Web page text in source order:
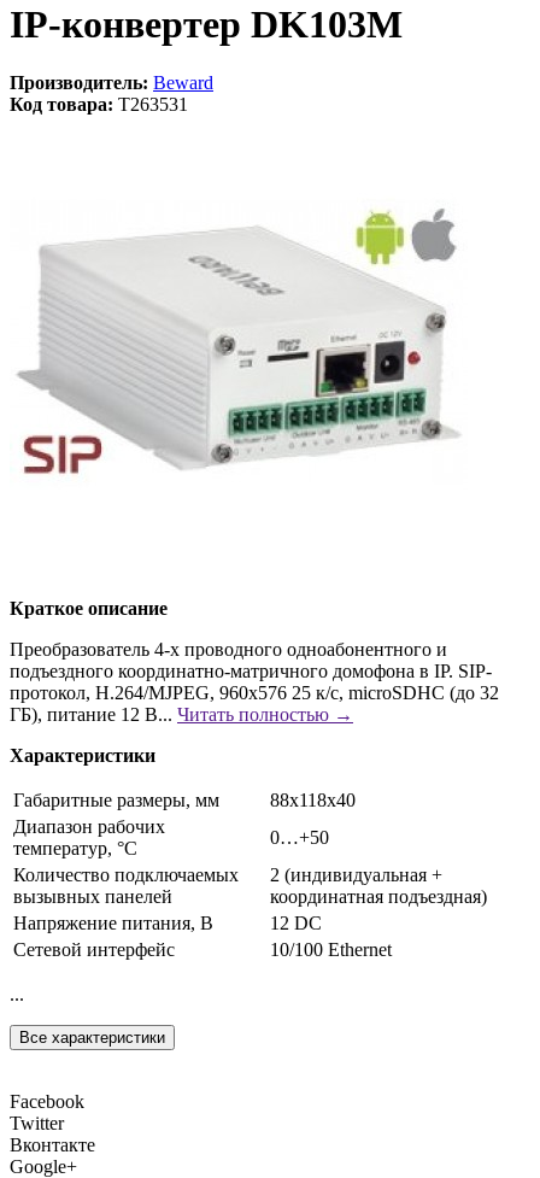
IP-конвертер DK103M
Производитель: Beward
Код товара: T263531
Краткое описание
Преобразователь 4-х проводного одноабонентного и
подъездного координатно-матричного домофона в IP. SIP-
протокол, Н.264/MJPEG, 960х576 25 к/с, microSDHC (до 32
ГБ), питание 12 В... Читать полностью →
Характеристики
Габаритные размеры, мм
88х118х40
Диапазон рабочих
температур, °С
0…+50
Количество подключаемых
вызывных панелей
2 (индивидуальная +
координатная подъездная)
Напряжение питания, В
12 DC
Сетевой интерфейс
10/100 Ethernet
...
Все характеристики
Facebook
Twitter
Вконтакте
Google+